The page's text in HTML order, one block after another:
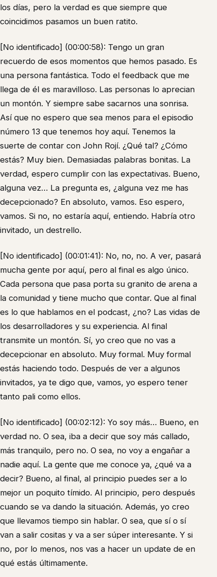
los días, pero la verdad es que siempre que
coincidimos pasamos un buen ratito.
[No identificado] (00:00:58): Tengo un gran
recuerdo de esos momentos que hemos pasado. Es
una persona fantástica. Todo el feedback que me
llega de él es maravilloso. Las personas lo aprecian
un montón. Y siempre sabe sacarnos una sonrisa.
Así que no espero que sea menos para el episodio
número 13 que tenemos hoy aquí. Tenemos la
suerte de contar con John Rojí. ¿Qué tal? ¿Cómo
estás? Muy bien. Demasiadas palabras bonitas. La
verdad, espero cumplir con las expectativas. Bueno,
alguna vez… La pregunta es, ¿alguna vez me has
decepcionado? En absoluto, vamos. Eso espero,
vamos. Si no, no estaría aquí, entiendo. Habría otro
invitado, un destrello.
[No identificado] (00:01:41): No, no, no. A ver, pasará
mucha gente por aquí, pero al final es algo único.
Cada persona que pasa porta su granito de arena a
la comunidad y tiene mucho que contar. Que al final
es lo que hablamos en el podcast, ¿no? Las vidas de
los desarrolladores y su experiencia. Al final
transmite un montón. Sí, yo creo que no vas a
decepcionar en absoluto. Muy formal. Muy formal
estás haciendo todo. Después de ver a algunos
invitados, ya te digo que, vamos, yo espero tener
tanto pali como ellos.
[No identificado] (00:02:12): Yo soy más… Bueno, en
verdad no. O sea, iba a decir que soy más callado,
más tranquilo, pero no. O sea, no voy a engañar a
nadie aquí. La gente que me conoce ya, ¿qué va a
decir? Bueno, al final, al principio puedes ser a lo
mejor un poquito tímido. Al principio, pero después
cuando se va dando la situación. Además, yo creo
que llevamos tiempo sin hablar. O sea, que sí o sí
van a salir cositas y va a ser súper interesante. Y si
no, por lo menos, nos vas a hacer un update de en
qué estás últimamente.